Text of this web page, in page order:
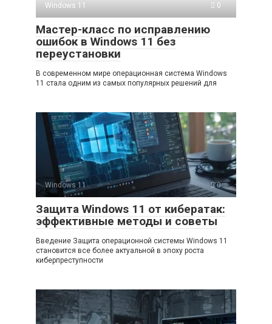
Windows 11
0
Мастер-класс по исправлению
ошибок в Windows 11 без
переустановки
В современном мире операционная система Windows
11 стала одним из самых популярных решений для
Windows 11 0
Защита Windows 11 от кибератак:
эффективные методы и советы
Введение Защита операционной системы Windows 11
становится все более актуальной в эпоху роста
киберпреступности